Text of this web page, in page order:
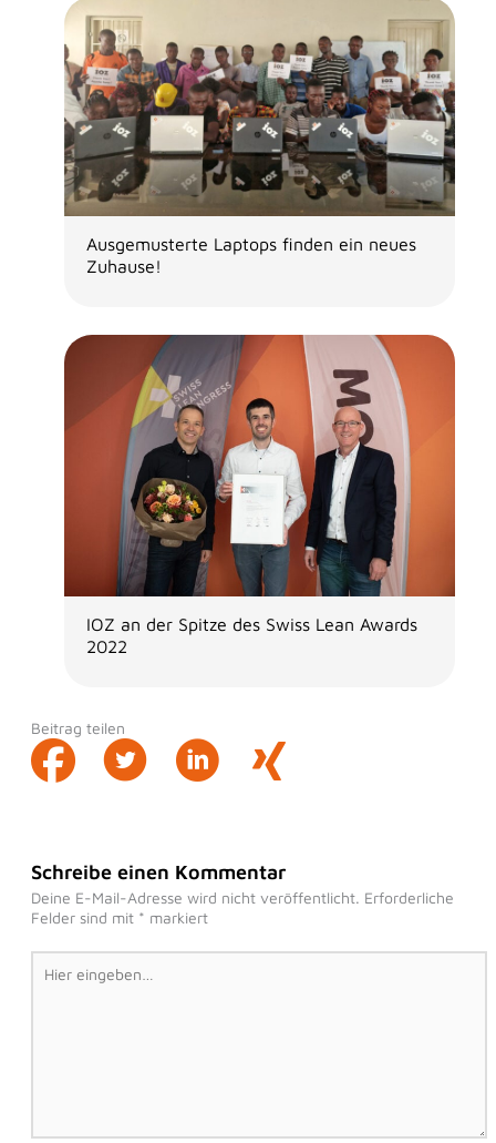
Ausgemusterte Laptops finden ein neues
Zuhause!
IOZ an der Spitze des Swiss Lean Awards
2022
Beitrag teilen
Schreibe einen Kommentar
Deine E-Mail-Adresse wird nicht veröffentlicht. Erforderliche
Felder sind mit * markiert
Hier
eingeben…